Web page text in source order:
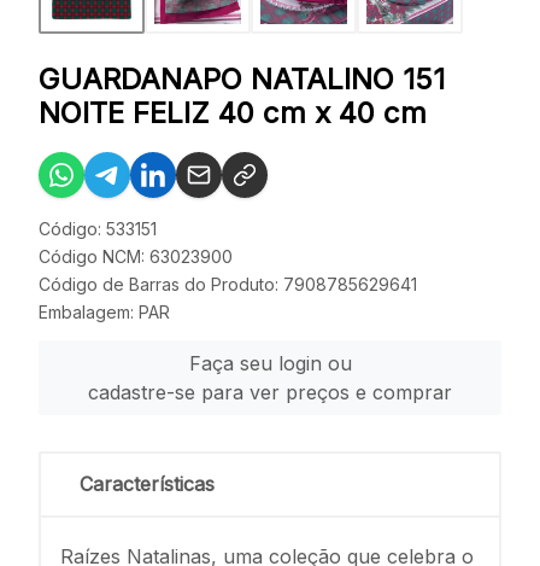
GUARDANAPO NATALINO 151
NOITE FELIZ 40 cm x 40 cm
Código: 533151
Código NCM: 63023900
Código de Barras do Produto: 7908785629641
Embalagem: PAR
Faça seu login ou
cadastre-se para ver preços e comprar
Características
Raízes Natalinas, uma coleção que celebra o